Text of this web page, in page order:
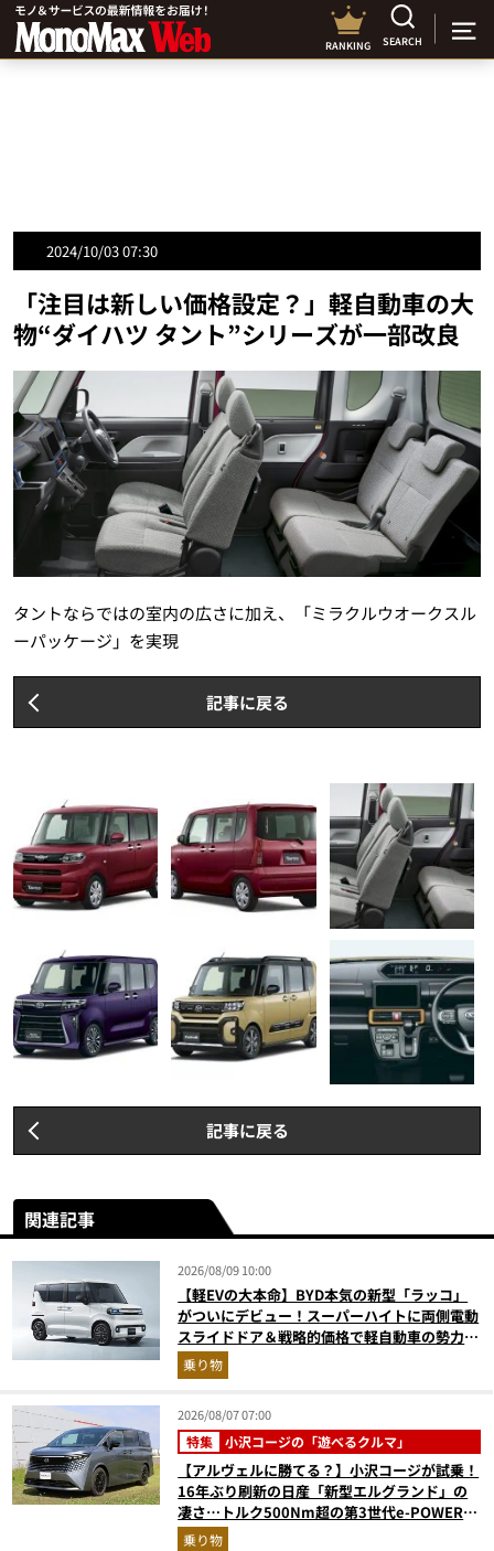
RANKING SEARCH
2024/10/03 07:30
「注目は新しい価格設定？」軽自動車の大
物“ダイハツ タント”シリーズが一部改良
タントならではの室内の広さに加え、「ミラクルウオークスル
ーパッケージ」を実現
記事に戻る
記事に戻る
関連記事
2026/08/09 10:00
【軽EVの大本命】BYD本気の新型「ラッコ」
がついにデビュー！スーパーハイトに両側電動
スライドドア＆戦略的価格で軽自動車の勢力図
はどうなる？
乗り物
2026/08/07 07:00
特集 小沢コージの「遊べるクルマ」
【アルヴェルに勝てる？】小沢コージが試乗！
16年ぶり刷新の日産「新型エルグランド」の
凄さ…トルク500Nm超の第3世代e-POWER＆
和の格調高きデザインを徹底チェック
乗り物